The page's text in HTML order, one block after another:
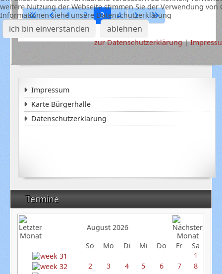
Termine
August 2026
So
Mo Di Mi Do Fr
Sa
1
2
3 4 5 6 7
8
1 2 3 4
Impressum
Karte Bürgerhalle
Datenschutzerklärung
weitere Nutzung der Webseite stimmen Sie der Verwendung von
Informationen siehe unsere Datenschutzerklärung
ich bin einverstanden ablehnen
zur Datenschutzerklärung|